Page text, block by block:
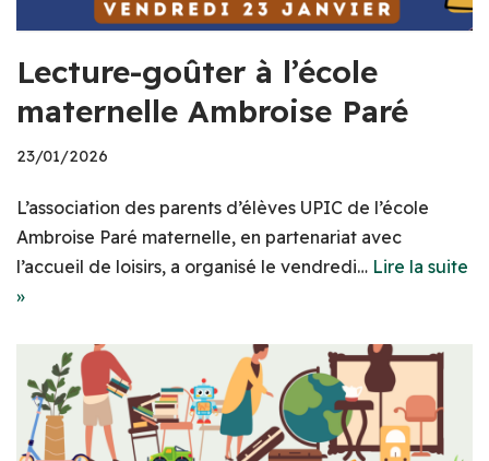
Lecture-goûter à l’école
maternelle Ambroise Paré
23/01/2026
L’association des parents d’élèves UPIC de l’école
Ambroise Paré maternelle, en partenariat avec
l’accueil de loisirs, a organisé le vendredi… Lire la suite
»